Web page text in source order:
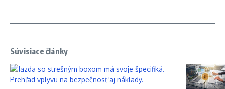
Súvisiace články